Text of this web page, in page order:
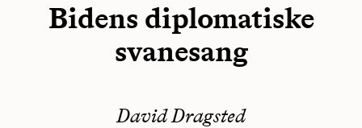
Bidens diplomatiske
svanesang
David Dragsted